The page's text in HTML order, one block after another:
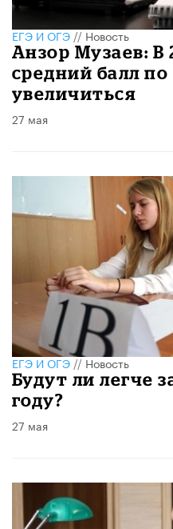
ЕГЭ И ОГЭ//Новость
Анзор Музаев: В
средний балл
увеличиться
27 мая
ЕГЭ И ОГЭ//Новость
Будут ли легче
году?
27 мая